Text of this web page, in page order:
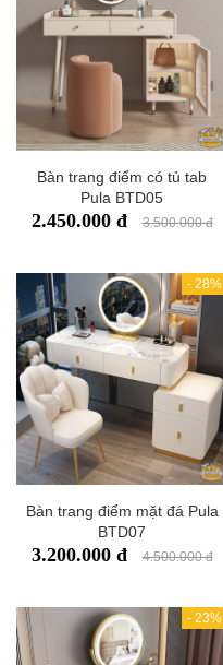
Bàn trang điểm có tủ tab
Pula BTD05
2.450.000 đ 3.500.000 đ
- 28%
Bàn trang điểm mặt đá Pula
BTD07
3.200.000 đ 4.500.000 đ
- 23%